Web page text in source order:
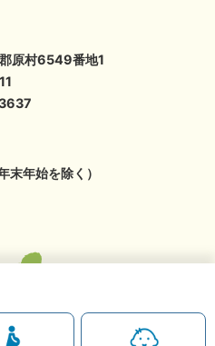
原村6549番地1
末年始を除く）